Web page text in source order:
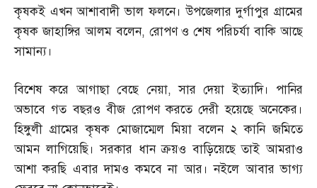
কৃষকই এখন আশাবাদী ভাল ফলনে। উপজেলার দুর্গাপুর গ্রামের
কৃষক জাহাঙ্গির আলম বলেন, রোপণ ও শেষ পরিচর্যা বাকি আছে
সামান্য।
বিশেষ করে আগাছা বেছে নেয়া,সার দেয়া ইত্যাদি। পানির
অভাবে গত বছরও বীজ রোপণ করতে দেরী হয়েছে অনেকের।
হিঙ্গুলী গ্রামের কৃষক মোজাম্মেল মিয়া বলেন ২ কানি জমিতে
আমন লাগিয়েছি। সরকার ধান ক্রয়ও বাড়িয়েছে তাই আমরাও
আশা করছি এবার দামও কমবে না আর। নইলে আবার ভাগ্য